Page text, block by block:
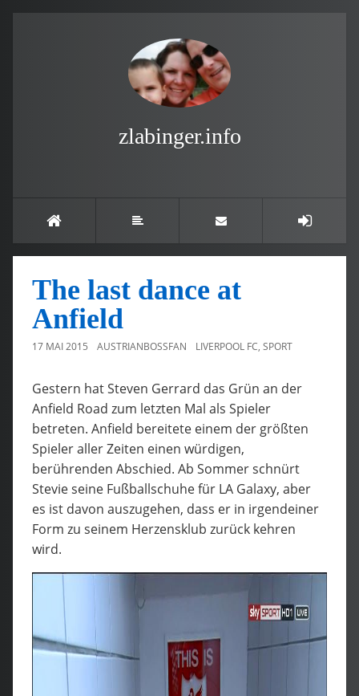
zlabinger.info
The last dance at
Anfield
17 MAI 2015 AUSTRIANBOSSFAN LIVERPOOL FC, SPORT
Gestern hat Steven Gerrard das Grün an der
Anfield Road zum letzten Mal als Spieler
betreten. Anfield bereitete einem der größten
Spieler aller Zeiten einen würdigen,
berührenden Abschied. Ab Sommer schnürt
Stevie seine Fußballschuhe für LA Galaxy, aber
es ist davon auszugehen, dass er in irgendeiner
Form zu seinem Herzensklub zurück kehren
wird.